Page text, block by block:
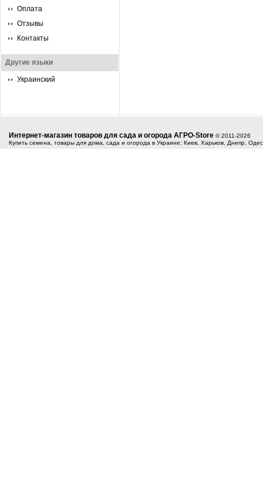
Оплата
Отзывы
Контакты
Другие языки
Украинский
Интернет-магазин товаров для сада и огорода АГРО-Store © 2011-2026
Купить семена, товары для дома, сада и огорода в Украине: Киев, Харьков, Днепр,